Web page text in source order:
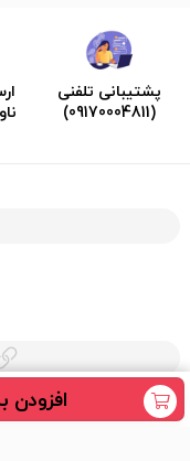
افزودن
پشتیبانی تلفنی
(09170004811)